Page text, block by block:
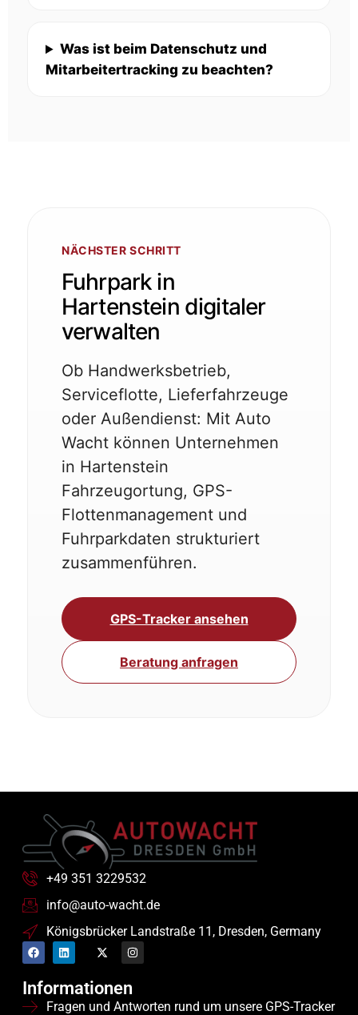
Was ist beim Datenschutz und
Mitarbeitertracking zu beachten?
NÄCHSTER SCHRITT
Fuhrpark in
Hartenstein digitaler
verwalten
Ob Handwerksbetrieb,
Serviceflotte, Lieferfahrzeuge
oder Außendienst: Mit Auto
Wacht können Unternehmen
in Hartenstein
Fahrzeugortung, GPS-
Flottenmanagement und
Fuhrparkdaten strukturiert
zusammenführen.
GPS-Tracker ansehen
Beratung anfragen
+49 351 3229532
info@auto-wacht.de
Königsbrücker Landstraße 11, Dresden, Germany
Informationen
Fragen und Antworten rund um unsere GPS-Tracker